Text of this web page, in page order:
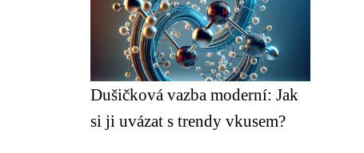
Dušičková vazba moderní: Jak
si ji uvázat s trendy vkusem?